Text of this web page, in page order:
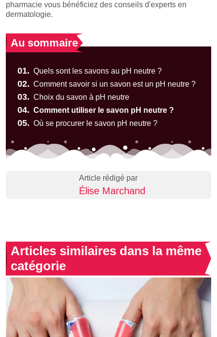
pharmacie vous bénéficiez des conseils d'experts en
dermatologie.
Au sommaire
01. Quels sont les savons au pH neutre ?
02. Comment savoir si un savon est un pH neutre ?
03. Choix du savon à pH neutre
04. Comment utiliser le savon pH neutre ?
05. Où se procurer le savon pH neutre ?
Article rédigé par
Élise Marchand
Articles similaires dans la même
catégorie